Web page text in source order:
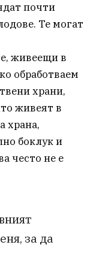
почти
Те могат
живеещи в
обработваем
храни,
живеят в
храна,
боклук и
често не е
за да